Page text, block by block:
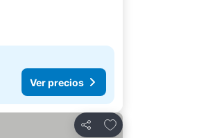
Ver precios
Compartir
Agregar a favoritos